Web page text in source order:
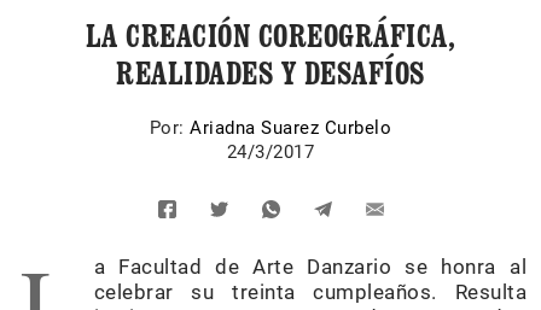
LA CREACIÓN COREOGRÁFICA,
REALIDADES Y DESAFÍOS
Por:Ariadna Suarez Curbelo
24/3/2017
a Facultad de Arte Danzario se honra al
celebrar su treinta cumpleaños. Resulta